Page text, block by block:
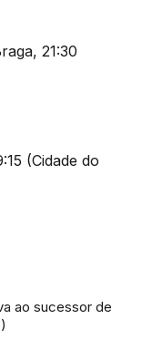
21:30
(Cidade do
ao sucessor de